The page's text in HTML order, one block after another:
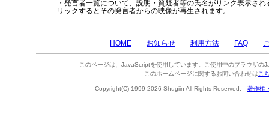
・発言者一覧について、説明・質疑者等の氏名がリンク表示さ
リックするとその発言者からの映像が再生されます。
HOME お知らせ 利用方法 FAQ
このページは、JavaScriptを使用しています。ご使用中のブラウザの
このホームページに関するお問い合わせは こ
Copyright(C) 1999-2026 Shugiin All Rights Reserved. 著作権